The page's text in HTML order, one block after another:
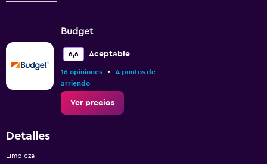
Budget
6,6 Aceptable
16 opiniones •
4 puntos de
arriendo
Ver precios
Detalles
Limpieza